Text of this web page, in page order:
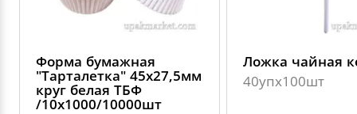
Форма бумажная
"Тарталетка" 45х27,5мм
круг белая ТБФ
/10х1000/10000шт
Ложка чайная
40упх100шт